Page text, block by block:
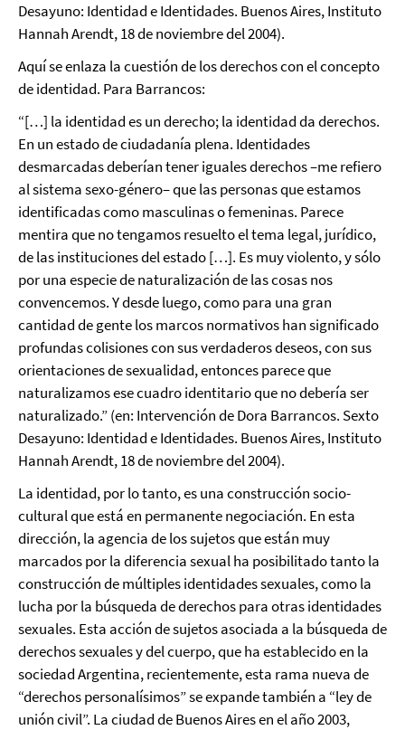
Desayuno: Identidad e Identidades. Buenos Aires, Instituto
Hannah Arendt, 18 de noviembre del 2004).
Aquí se enlaza la cuestión de los derechos con el concepto
de identidad. Para Barrancos:
“[…] la identidad es un derecho; la identidad da derechos.
En un estado de ciudadanía plena. Identidades
desmarcadas deberían tener iguales derechos –me refiero
al sistema sexo-género– que las personas que estamos
identificadas como masculinas o femeninas. Parece
mentira que no tengamos resuelto el tema legal, jurídico,
de las instituciones del estado […]. Es muy violento, y sólo
por una especie de naturalización de las cosas nos
convencemos. Y desde luego, como para una gran
cantidad de gente los marcos normativos han significado
profundas colisiones con sus verdaderos deseos, con sus
orientaciones de sexualidad, entonces parece que
naturalizamos ese cuadro identitario que no debería ser
naturalizado.” (en: Intervención de Dora Barrancos. Sexto
Desayuno: Identidad e Identidades. Buenos Aires, Instituto
Hannah Arendt, 18 de noviembre del 2004).
La identidad, por lo tanto, es una construcción socio-
cultural que está en permanente negociación. En esta
dirección, la agencia de los sujetos que están muy
marcados por la diferencia sexual ha posibilitado tanto la
construcción de múltiples identidades sexuales, como la
lucha por la búsqueda de derechos para otras identidades
sexuales. Esta acción de sujetos asociada a la búsqueda de
derechos sexuales y del cuerpo, que ha establecido en la
sociedad Argentina, recientemente, esta rama nueva de
“derechos personalísimos” se expande también a “ley de
unión civil”. La ciudad de Buenos Aires en el año 2003,